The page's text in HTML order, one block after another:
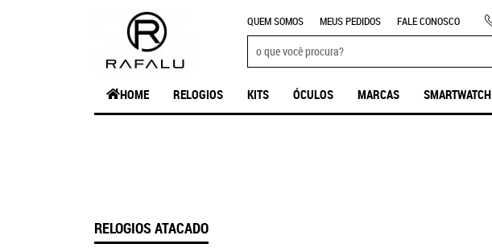
QUEM SOMOS MEUS PEDIDOS FALE CONOSCO
HOME RELOGIOS KITS ÓCULOS MARCAS SMARTWATCH
RELOGIOS ATACADO